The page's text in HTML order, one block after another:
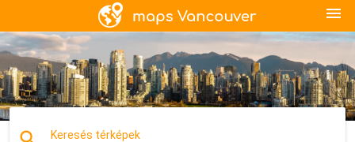
menu
Keresés térképek